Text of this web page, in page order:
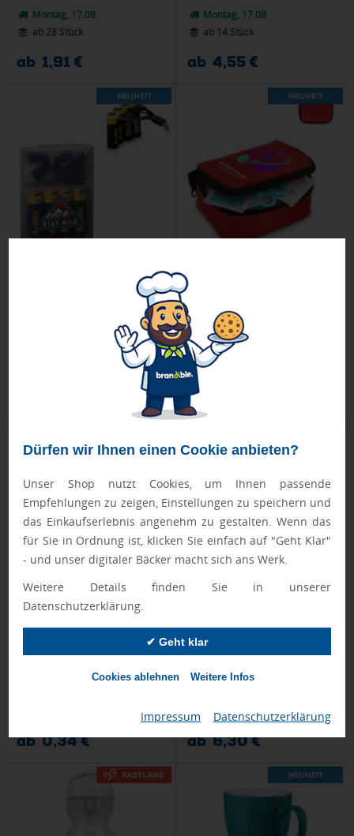
Dürfen wir Ihnen einen Cookie anbieten?
Unser Shop nutzt Cookies, um Ihnen passende
Empfehlungen zu zeigen, Einstellungen zu speichern und
das Einkaufserlebnis angenehm zu gestalten. Wenn das
für Sie in Ordnung ist, klicken Sie einfach auf "Geht Klar"
- und unser digitaler Bäcker macht sich ans Werk.
Weitere Details finden Sie in unserer
Datenschutzerklärung.
✔ Geht klar
Cookies ablehnen Weitere Infos
Impressum Datenschutzerklärung
Montag, 17.08.
ab 28 Stück
ab 1,91 €
Montag, 17.08.
ab 14 Stück
ab 4,55 €
Aqiila wiederaufladbare USB-C-
Batterien AA 2000 mAh, 4er-Pack
Montag, 17.08.
ab 14 Stück
ab 4,65 €
4-Farben-Stift
ab 0,34 €
ab 13 Stück
ab 6,30 €